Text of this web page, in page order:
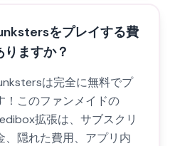
をプレイする費
ますか？
は完全に無料でプ
！このファンメイドの
拡張は、サブスクリ
、隠れた費用、アプリ内